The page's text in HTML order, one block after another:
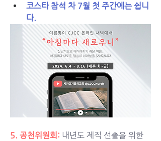
코스타 참석 차 7월 첫 주간에는 쉽니
다.
5. 공천위원회: 내년도 제직 선출을 위한